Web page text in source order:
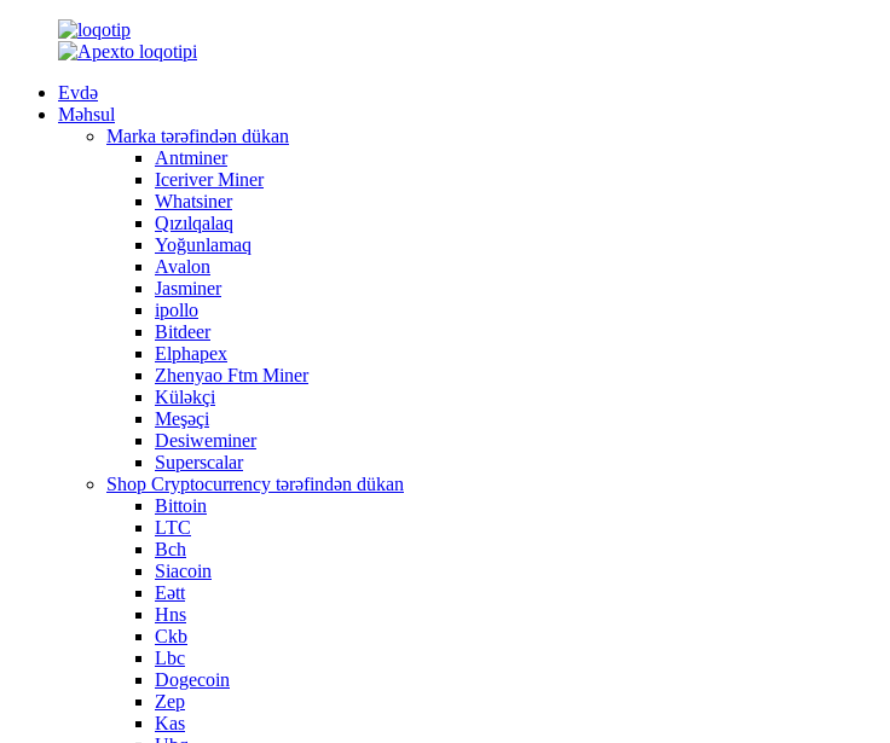
Evdə
Məhsul
Marka tərəfindən dükan
Antminer
Iceriver Miner
Whatsiner
Qızılqalaq
Yoğunlamaq
Avalon
Jasminer
ipollo
Bitdeer
Elphapex
Zhenyao Ftm Miner
Küləkçi
Meşəçi
Desiweminer
Superscalar
Shop Cryptocurrency tərəfindən dükan
Bittoin
LTC
Bch
Siacoin
Eətt
Hns
Ckb
Lbc
Dogecoin
Zep
Kas